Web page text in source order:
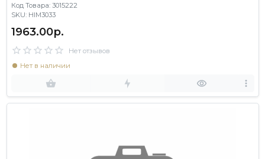
Код Товара: 3015222
SKU: HIM3033
1963.00р.
Нет отзывов
Нет в наличии